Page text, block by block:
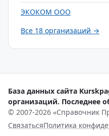
ЭКОКОМ ООО
Все 18 организаций →
База данных сайта
организаций. Последнее
© 2007-2026 «Справочник
СвязатьсяПолитика